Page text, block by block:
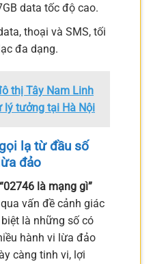
data tốc độ cao.
thoại và SMS, tối
đa dạng.
thị Tây Nam Linh
lý tưởng tại Hà Nội
lạ từ đầu số
đảo
“02746 là mạng gì”
vấn đề cảnh giác
là những số có
hành vi lừa đảo
càng tinh vi, lợi